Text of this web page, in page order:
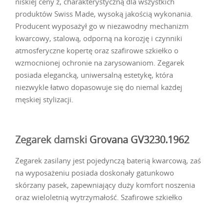
produktów Swiss Made, wysoką jakością wykonania.
Producent wyposażył go w niezawodny mechanizm
kwarcowy, stalową, odporną na korozję i czynniki
atmosferyczne kopertę oraz szafirowe szkiełko o
wzmocnionej ochronie na zarysowaniom. Zegarek
posiada elegancką, uniwersalną estetykę, która
niezwykle łatwo dopasowuje się do niemal każdej
męskiej stylizacji.
Zegarek damski Grovana GV3230.1962
Zegarek zasilany jest pojedynczą baterią kwarcową, zaś
na wyposażeniu posiada doskonały gatunkowo
skórzany pasek, zapewniający duży komfort noszenia
oraz wieloletnią wytrzymałość. Szafirowe szkiełko